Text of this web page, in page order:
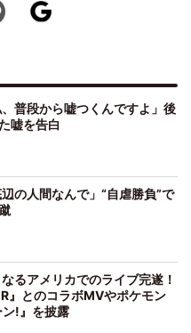
普段から嘘つくんですよ」後
嘘を告白
の人間なんで」“自虐勝負”で
るアメリカでのライブ完遂！
』とのコラボMVやポケモン
!』を披露